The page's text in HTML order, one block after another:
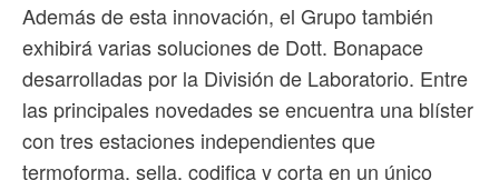
Además de esta innovación, el Grupo también
exhibirá varias soluciones de Dott. Bonapace
desarrolladas por la División de Laboratorio. Entre
las principales novedades se encuentra una blíster
con tres estaciones independientes que
termoforma, sella, codifica y corta en un único